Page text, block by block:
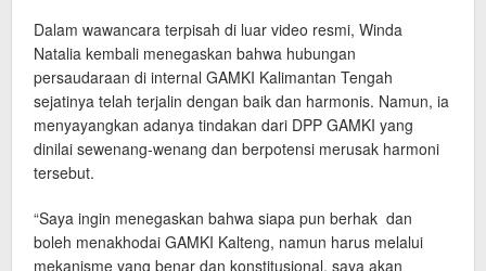
‎Dalam wawancara terpisah di luar video resmi, Winda
Natalia kembali menegaskan bahwa hubungan
persaudaraan di internal GAMKI Kalimantan Tengah
sejatinya telah terjalin dengan baik dan harmonis. Namun, ia
menyayangkan adanya tindakan dari DPP GAMKI yang
dinilai sewenang-wenang dan berpotensi merusak harmoni
tersebut.
‎“Saya ingin menegaskan bahwa siapa pun berhak dan
boleh menakhodai GAMKI Kalteng, namun harus melalui
mekanisme yang benar dan konstitusional, saya akan